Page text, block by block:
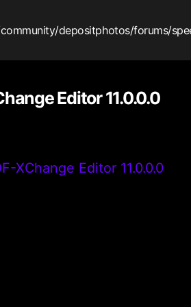
/depositphotos/forums/
Editor 11.0.0.0
XChange Editor 11.0.0.0